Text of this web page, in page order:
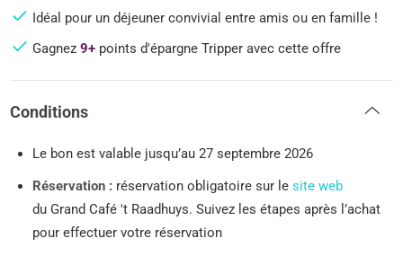
Idéal pour un déjeuner convivial entre amis ou en famille !
Gagnez9+ points d'épargne Tripper avec cette offre
Conditions
Le bon est valable jusqu’au 27 septembre 2026
Réservation : réservation obligatoire sur lesite web
du Grand Café 't Raadhuys. Suivez les étapes après l’achat
pour effectuer votre réservation